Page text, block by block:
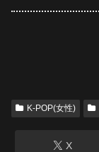
K-POP(女性)
X